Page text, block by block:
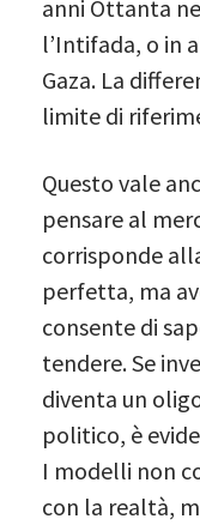
anni Ottanta
l’Intifada, o in
Gaza. La
limite di
Questo vale
pensare al
corrisponde
perfetta, ma
consente di
tendere. Se
diventa un
politico, è
I modelli non
con la realtà,